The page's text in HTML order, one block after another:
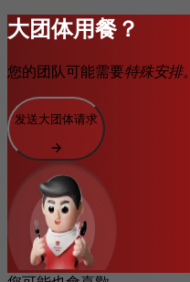
大团体用餐？
您的团队可能需要特殊安排。
发送大团体请求